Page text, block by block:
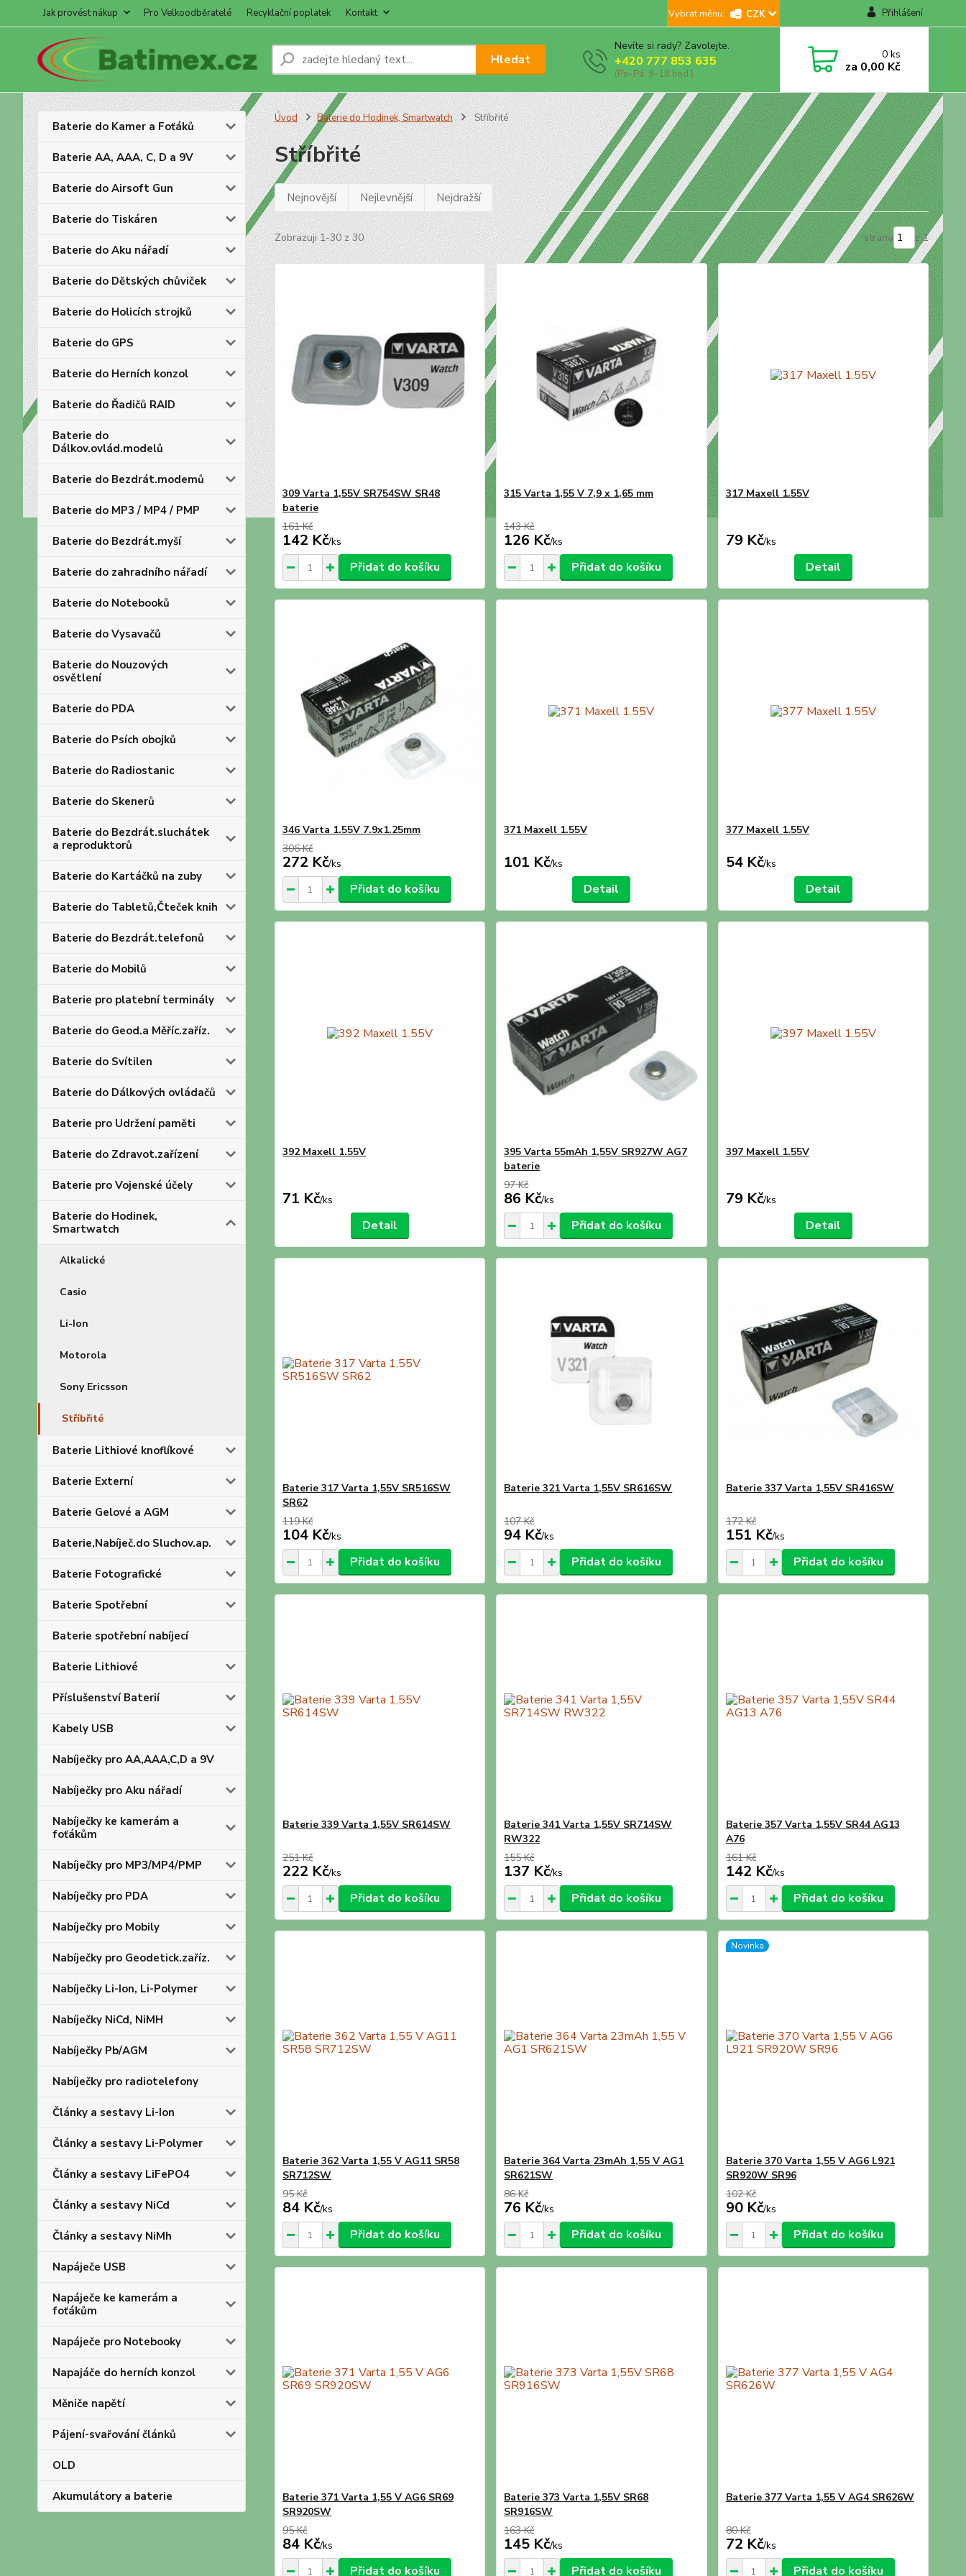
Jak provést nákup Pro Velkoodběratelé Recyklační poplatek Kontakt CZK Přihlášení
Hledat
Nevíte si rady? Zavolejte.
+420 777 853 635
(Po-Pá, 9-18 hod.)
0ks
za 0,00 Kč
Baterie do Kamer a Foťáků
Baterie AA, AAA, C, D a 9V
Baterie do Airsoft Gun
Baterie do Tiskáren
Baterie do Aku nářadí
Baterie do Dětských chůviček
Baterie do Holicích strojků
Baterie do GPS
Baterie do Herních konzol
Baterie do Řadičů RAID
Baterie do
Dálkov.ovlád.modelů
Baterie do Bezdrát.modemů
Baterie do MP3 / MP4 / PMP
Baterie do Bezdrát.myší
Baterie do zahradního nářadí
Baterie do Notebooků
Baterie do Vysavačů
Baterie do Nouzových
osvětlení
Baterie do PDA
Baterie do Psích obojků
Baterie do Radiostanic
Baterie do Skenerů
Baterie do Bezdrát.sluchátek
a reproduktorů
Baterie do Kartáčků na zuby
Baterie do Tabletů,Čteček knih
Baterie do Bezdrát.telefonů
Baterie do Mobilů
Baterie pro platební terminály
Baterie do Geod.a Měříc.zaříz.
Baterie do Svítilen
Baterie do Dálkových ovládačů
Baterie pro Udržení paměti
Baterie do Zdravot.zařízení
Baterie pro Vojenské účely
Baterie do Hodinek,
Smartwatch
Alkalické
Casio
Li-Ion
Motorola
Sony Ericsson
Stříbřité
Baterie Lithiové knoflíkové
Baterie Externí
Baterie Gelové a AGM
Baterie,Nabíječ.do Sluchov.ap.
Baterie Fotografické
Baterie Spotřební
Baterie spotřební nabíjecí
Baterie Lithiové
Příslušenství Baterií
Kabely USB
Nabíječky pro AA,AAA,C,D a 9V
Nabíječky pro Aku nářadí
Nabíječky ke kamerám a
foťákům
Nabíječky pro MP3/MP4/PMP
Nabíječky pro PDA
Nabíječky pro Mobily
Nabíječky pro Geodetick.zaříz.
Nabíječky Li-Ion, Li-Polymer
Nabíječky NiCd, NiMH
Nabíječky Pb/AGM
Nabíječky pro radiotelefony
Články a sestavy Li-Ion
Články a sestavy Li-Polymer
Články a sestavy LiFePO4
Články a sestavy NiCd
Články a sestavy NiMh
Napáječe USB
Napáječe ke kamerám a
foťákům
Napáječe pro Notebooky
Napajáče do herních konzol
Měniče napětí
Pájení-svařování článků
OLD
Akumulátory a baterie
Úvod Baterie do Hodinek, Smartwatch Stříbřité
Stříbřité
Nejnovější Nejlevnější Nejdražší
Zobrazuji 1-30 z 30 strana z 1
309 Varta 1,55V SR754SW SR48
baterie
161 Kč
142 Kč/ks
Přidat do košíku
315 Varta 1,55 V 7,9 x 1,65 mm
143 Kč
126 Kč/ks
Přidat do košíku
317 Maxell 1.55V
79 Kč/ks
Detail
346 Varta 1.55V 7.9x1.25mm
306 Kč
272 Kč/ks
Přidat do košíku
371 Maxell 1.55V
101 Kč/ks
Detail
377 Maxell 1.55V
54 Kč/ks
Detail
392 Maxell 1.55V
71 Kč/ks
Detail
395 Varta 55mAh 1,55V SR927W AG7
baterie
97 Kč
86 Kč/ks
Přidat do košíku
397 Maxell 1.55V
79 Kč/ks
Detail
Baterie 317 Varta 1,55V SR516SW
SR62
119 Kč
104 Kč/ks
Přidat do košíku
Baterie 321 Varta 1,55V SR616SW
107 Kč
94 Kč/ks
Přidat do košíku
Baterie 337 Varta 1,55V SR416SW
172 Kč
151 Kč/ks
Přidat do košíku
Baterie 339 Varta 1,55V SR614SW
251 Kč
222 Kč/ks
Přidat do košíku
Baterie 341 Varta 1,55V SR714SW
RW322
155 Kč
137 Kč/ks
Přidat do košíku
Baterie 357 Varta 1,55V SR44 AG13
A76
161 Kč
142 Kč/ks
Přidat do košíku
Baterie 362 Varta 1,55 V AG11 SR58
SR712SW
95 Kč
84 Kč/ks
Přidat do košíku
Baterie 364 Varta 23mAh 1,55 V AG1
SR621SW
86 Kč
76 Kč/ks
Přidat do košíku
Novinka
Baterie 370 Varta 1,55 V AG6 L921
SR920W SR96
102 Kč
90 Kč/ks
Přidat do košíku
Baterie 371 Varta 1,55 V AG6 SR69
SR920SW
95 Kč
84 Kč/ks
Přidat do košíku
Baterie 373 Varta 1,55V SR68
SR916SW
163 Kč
145 Kč/ks
Přidat do košíku
Baterie 377 Varta 1,55 V AG4 SR626W
80 Kč
72 Kč/ks
Přidat do košíku